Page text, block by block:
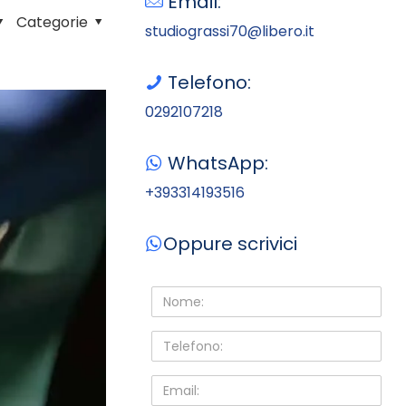
Categorie studiograssi70@libero.it
Telefono:
0292107218
WhatsApp:
+393314193516
Oppure scrivici
Nome:
Telefono:
Email: